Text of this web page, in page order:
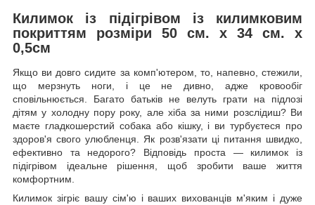
Килимок із підігрівом із килимковим
покриттям розміри 50 см. х 34 см. х
0,5см
Якщо ви довго сидите за комп'ютером, то, напевно, стежили,
що мерзнуть ноги, і це не дивно, адже кровообіг
сповільнюється. Багато батьків не велуть грати на підлозі
дітям у холодну пору року, але хіба за ними розслідиш? Ви
маєте гладкошерстий собака або кішку, і ви турбуєтеся про
здоров'я свого улюбленця. Як розв'язати ці питання швидко,
ефективно та недорого? Відповідь проста — килимок із
підігрівом ідеальне рішення, щоб зробити ваше життя
комфортним.
Килимок зігріє вашу сім'ю і ваших вихованців м'яким і дуже